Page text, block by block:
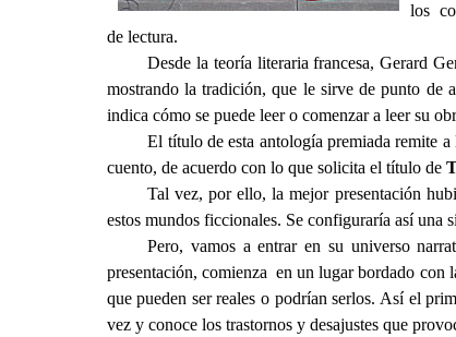
los
de lectura.
Desde la teoría literaria francesa, Gerard
mostrando la tradición, que le sirve de punto de
indica cómo se puede leer o comenzar a leer su
El título de esta antología premiada remite
cuento, de acuerdo con lo que solicita el título de
Tal vez, por ello, la mejor presentación
estos mundos ficcionales. Se configuraría así una
Pero, vamos a entrar en su universo
presentación, comienza en un lugar bordado con
que pueden ser reales o podrían serlos. Así el
vez y conoce los trastornos y desajustes que